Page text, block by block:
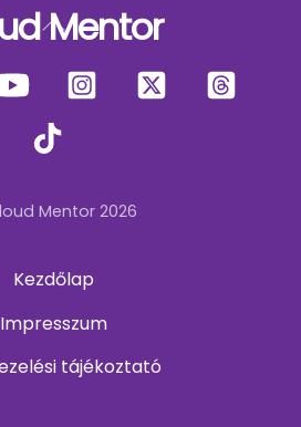
Back
Top
Mentor
YouTube Instagram
Mentor 2026
Kezdőlap
Impresszum
tájékoztató